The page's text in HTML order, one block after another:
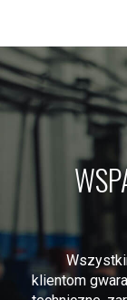
klientom